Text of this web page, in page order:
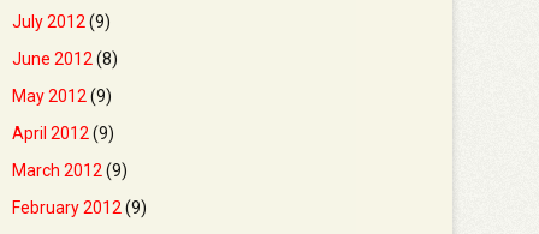
July 2012 (9)
June 2012 (8)
May 2012 (9)
April 2012 (9)
March 2012 (9)
February 2012 (9)